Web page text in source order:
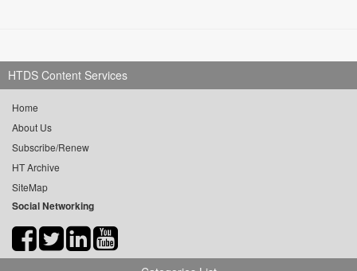
HTDS Content Services
Home
About Us
Subscribe/Renew
HT Archive
SiteMap
Social Networking